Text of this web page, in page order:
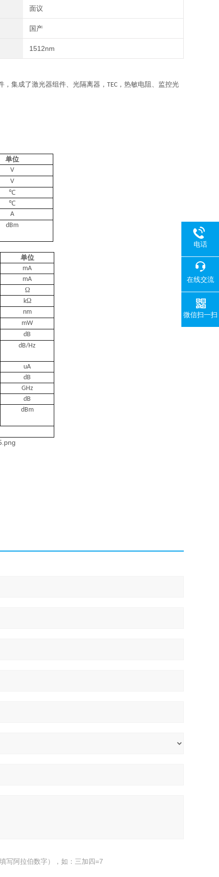
面议
国产
1512nm
，集成了激光器组件、光隔离器， TEC ，热敏电阻、监控光
单位
V
V
℃
℃
A
dBm
单位
mA
mA
Ω
kΩ
nm
mW
dB
dB/Hz
uA
dB
GHz
dB
dBm
写阿拉伯数字），如：三加四=7
电话
在线交流
微信扫一扫